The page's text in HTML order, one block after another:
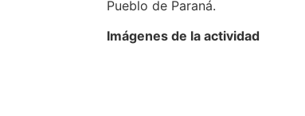
Pueblo de Paraná.
Imágenes de la actividad